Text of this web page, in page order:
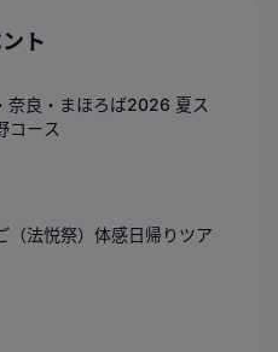
ト
奈良・まほろば2026 夏ス
コース
（法悦祭）体感日帰りツア